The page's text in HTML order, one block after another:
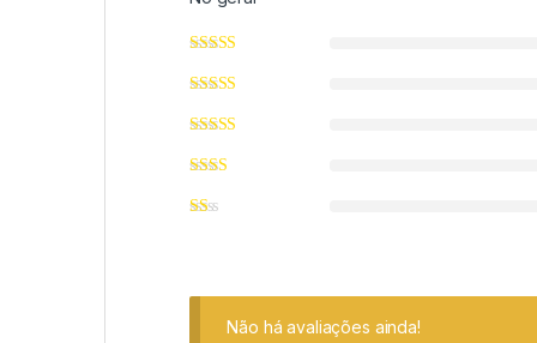
Não há avaliações ainda!